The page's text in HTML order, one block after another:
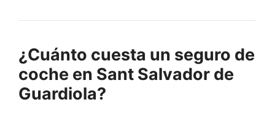
¿Cuánto cuesta un seguro de
coche en Sant Salvador de
Guardiola?